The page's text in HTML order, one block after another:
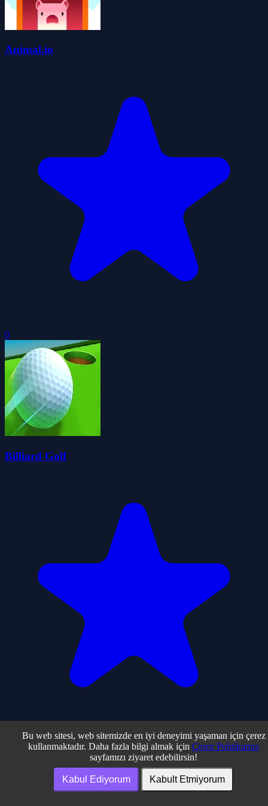
Animal.io
0
Billiard Golf
Rastgele Oyun
Bu web sitesi, web sitemizde en iyi deneyimi yaşaman için çerez
kullanmaktadır. Daha fazla bilgi almak için Çerez Politikamız
sayfamızı ziyaret edebilirsin!
Kabul Ediyorum Kabult Etmiyorum